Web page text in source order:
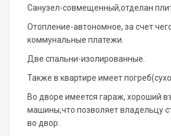
Санузел-совмещенный,отделан
Отопление-автономное, за счет
коммунальные платежи.
Две спальни-изолированные.
Также в квартире имеет
Во дворе имеется гараж, хороший
машины,что позволяет владельцу
во двор.